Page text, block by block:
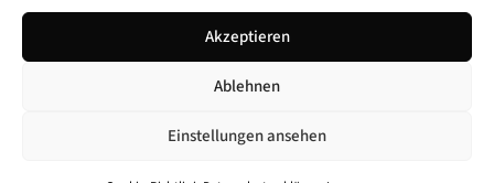
Akzeptieren
Ablehnen
Einstellungen ansehen
g
-